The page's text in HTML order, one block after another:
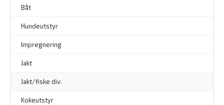
Båt
Hundeutstyr
Impregnering
Jakt
Jakt/fiske div.
Kokeutstyr